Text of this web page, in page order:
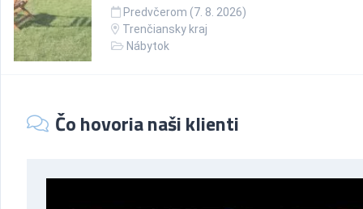
Predvčerom (7. 8. 2026)
Trenčiansky kraj
Nábytok
Čo hovoria naši klienti